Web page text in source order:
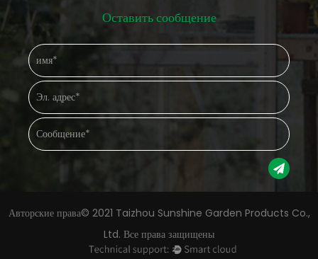
Оставить сообщение
Авторские права© 2021 Taizhou Sunshine Garden Products Co.,
Ltd. Все права защищены